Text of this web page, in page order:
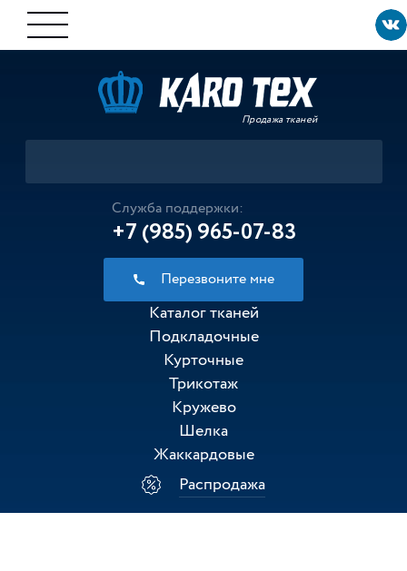
Продажа тканей
Служба поддержки:
+7 (985) 965-07-83
Перезвоните мне
Каталог тканей
Подкладочные
Курточные
Трикотаж
Кружево
Шелка
Жаккардовые
Распродажа